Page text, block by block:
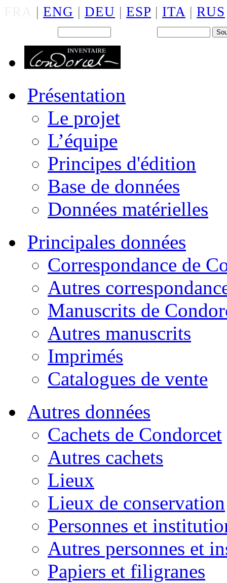
| ENG | DEU | ESP | ITA | RUS
Présentation
Le projet
L’équipe
Principes d'édition
Base de données
Données matérielles
Principales données
Correspondance de
Autres
Manuscrits de
Autres manuscrits
Imprimés
Catalogues de vente
Autres données
Cachets de Condorcet
Autres cachets
Lieux
Lieux de conservation
Personnes et
Autres personnes et
Papiers et filigranes